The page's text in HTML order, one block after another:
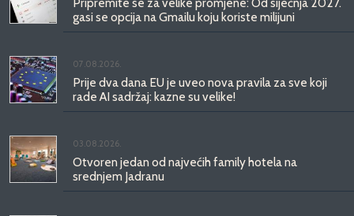
gasi se opcija na Gmailu koju koriste milijuni
07.08.2026.
Prije dva dana EU je uveo nova pravila za sve koji
rade AI sadržaj: kazne su velike!
03.08.2026.
Otvoren jedan od najvećih family hotela na
srednjem Jadranu